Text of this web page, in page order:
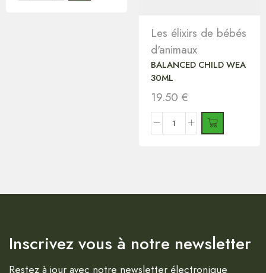
Les élixirs de bébés
d'animaux
BALANCED CHILD WEA
30ML
19.50 €
Inscrivez vous à notre newsletter
Restez à jour avec notre newsletter électronique